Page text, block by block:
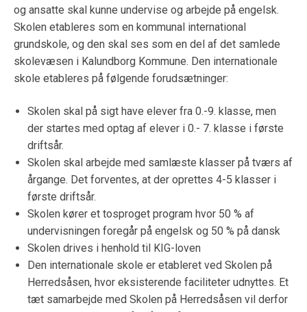
og ansatte skal kunne undervise og arbejde på engelsk.
Skolen etableres som en kommunal international
grundskole, og den skal ses som en del af det samlede
skolevæsen i Kalundborg Kommune. Den internationale
skole etableres på følgende forudsætninger:
Skolen skal på sigt have elever fra 0.-9. klasse, men
der startes med optag af elever i 0.- 7. klasse i første
driftsår.
Skolen skal arbejde med samlæste klasser på tværs af
årgange. Det forventes, at der oprettes 4-5 klasser i
første driftsår.
Skolen kører et tosproget program hvor 50 % af
undervisningen foregår på engelsk og 50 % på dansk
Skolen drives i henhold til KIG-loven
Den internationale skole er etableret ved Skolen på
Herredsåsen, hvor eksisterende faciliteter udnyttes. Et
tæt samarbejde med Skolen på Herredsåsen vil derfor